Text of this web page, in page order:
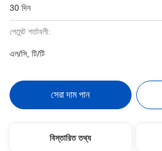
30 দিন
পেমেন্ট শর্তাবলী:
এল/সি, টি/টি
সেরা দাম পান
বিস্তারিত তথ্য